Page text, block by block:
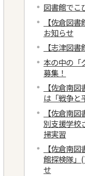
図書館でこ
【佐倉図
お知らせ
【志津図
本の中の「
募集！
【佐倉南
は「戦争と
【佐倉南
別支援学校
掃実習
【佐倉南
館探検隊」
せ